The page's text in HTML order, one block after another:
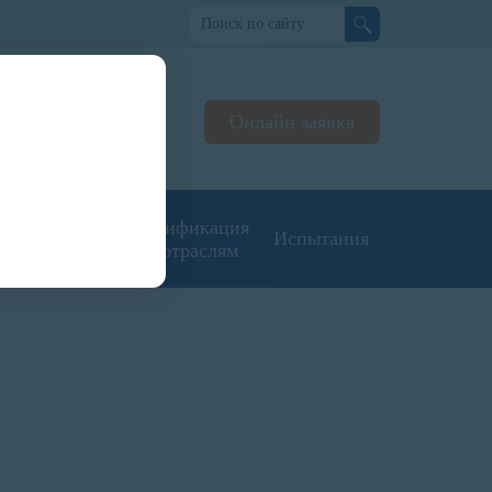
Онлайн заявка
Сертификация
по отраслям
Испытания